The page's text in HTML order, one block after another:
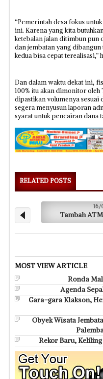
“Pemerintah desa fokus
ini. Karena yang kita
ketebalan jalan ditimbun pun
dan jembatan yang dibangun
kedua bisa cepat terealisasi,”
Dan dalam waktu dekat ini,
100% itu akan dimonitor oleh
dipastikan volumenya sesuai
segera menyusun laporan
syarat untuk pencairan dana
RELATED POSTS
16/
Tambah
MOST VIEW ARTICLE
Ronda
Agenda
Gara-gara Klakson,
Obyek Wisata
Rekor Baru, Keliling